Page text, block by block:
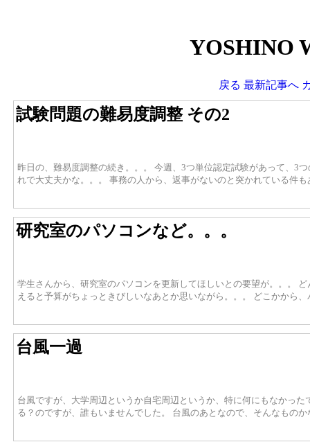
YOSHINO
戻る 最新記事へ
試験問題の難易度調整 その2
昨日の、難易度調整の続き。。。 今週、3つ単位認定試験があって、3
れで大丈夫かな。。。 事務の人から、返事がないのと突かれている件
研究室のパソコンなど。。。
学生さんから、研究室のパソコンを更新してほしいとの要望が。。。
えると予算がちょっときびしいなあとか思いながら。。。 どこかから
台風一過
台風ですが、大学周辺というか自宅周辺というか、特に何にもなかっ
る？のですが、誰もいませんでした。 台風のあとなので、そんなもの